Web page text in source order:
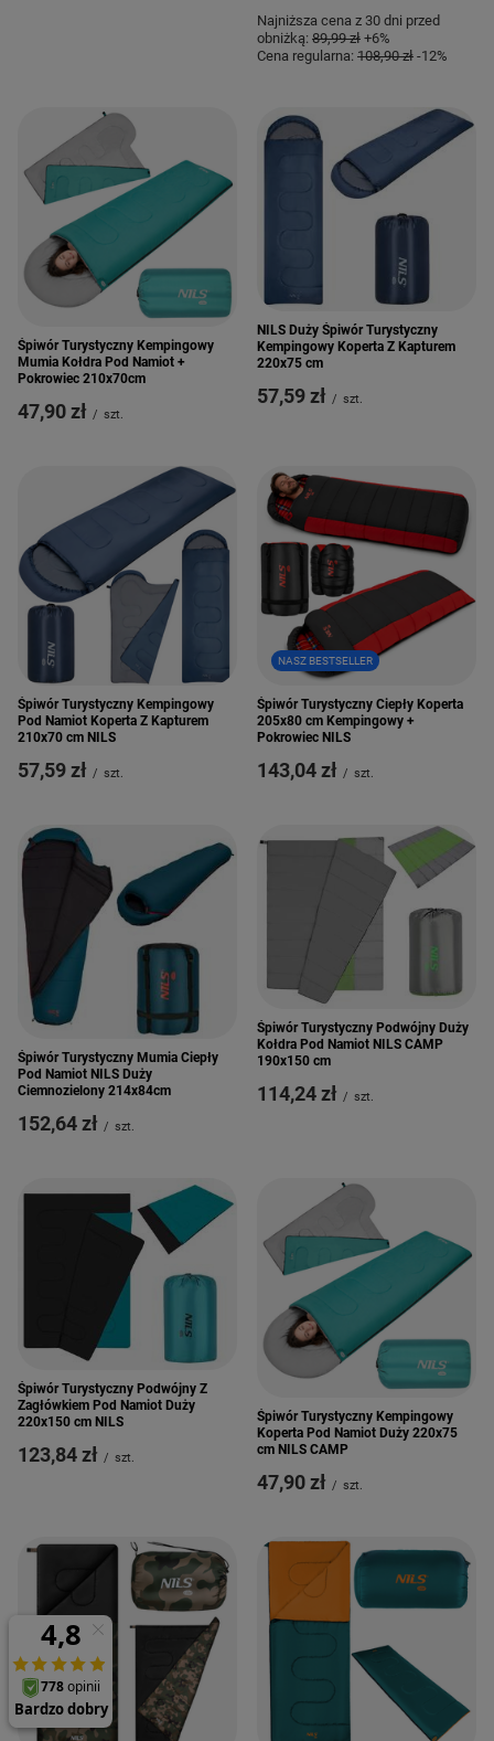
Najniższa cena z 30 dni przed
obniżką: 89,99 zł +6%
Cena regularna: 108,90 zł -12%
Śpiwór Turystyczny Kempingowy
Mumia Kołdra Pod Namiot +
Pokrowiec 210x70cm
47,90 zł / szt.
NILS Duży Śpiwór Turystyczny
Kempingowy Koperta Z Kapturem
220x75 cm
57,59 zł / szt.
Śpiwór Turystyczny Kempingowy
Pod Namiot Koperta Z Kapturem
210x70 cm NILS
57,59 zł / szt.
NASZ BESTSELLER
Śpiwór Turystyczny Ciepły Koperta
205x80 cm Kempingowy +
Pokrowiec NILS
143,04 zł / szt.
Śpiwór Turystyczny Mumia Ciepły
Pod Namiot NILS Duży
Ciemnozielony 214x84cm
152,64 zł / szt.
Śpiwór Turystyczny Podwójny Duży
Kołdra Pod Namiot NILS CAMP
190x150 cm
114,24 zł / szt.
Śpiwór Turystyczny Podwójny Z
Zagłówkiem Pod Namiot Duży
220x150 cm NILS
123,84 zł / szt.
Śpiwór Turystyczny Kempingowy
Koperta Pod Namiot Duży 220x75
cm NILS CAMP
47,90 zł / szt.